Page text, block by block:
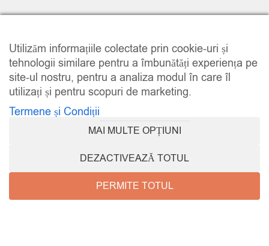
Utilizăm informațiile colectate prin cookie-uri și
tehnologii similare pentru a îmbunătăți experiența pe
site-ul nostru, pentru a analiza modul în care îl
utilizați și pentru scopuri de marketing.
Termene și Condiții
MAI MULTE OPȚIUNI
DEZACTIVEAZĂ TOTUL
PERMITE TOTUL
COMPARE (0)
COMPARE